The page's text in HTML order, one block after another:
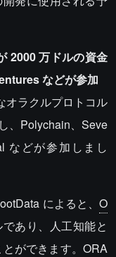
2000 万ドルの資金
などが参加
オラクルプロトコル
、Polychain、Seve
などが参加しまし
によると、 O
あり、人工知能と
ができます。ORA